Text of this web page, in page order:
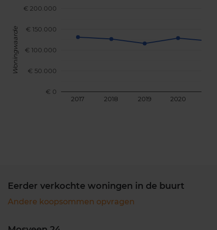
2017 2018 2019 2020
€ 0
€ 50.000
€ 100.000
€ 150.000
€ 200.000
Woningwaarde
Eerder verkochte woningen in de buurt
Andere koopsommen opvragen